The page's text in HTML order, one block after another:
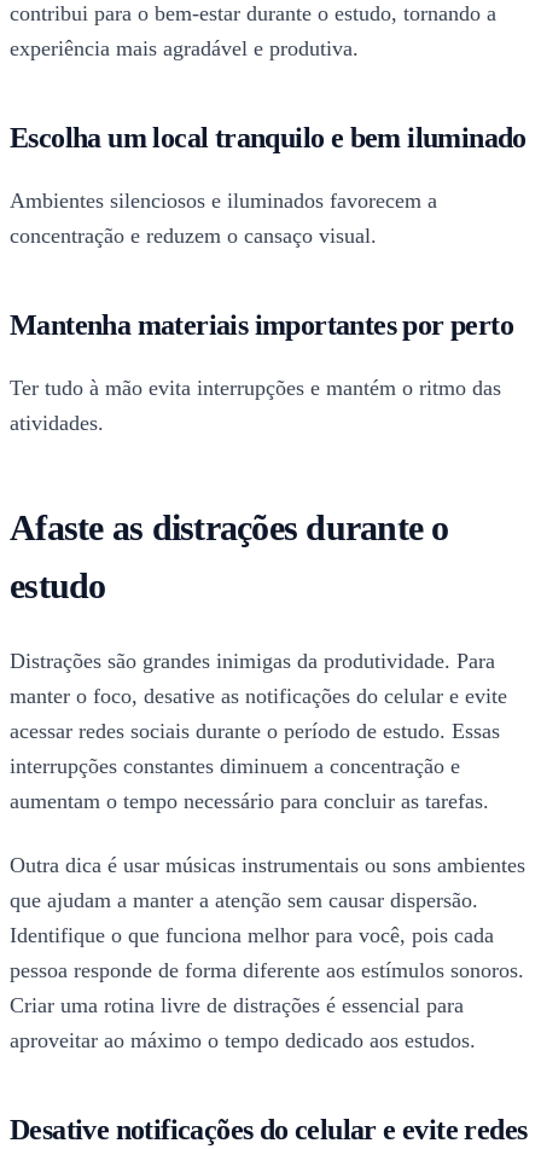
contribui para o bem-estar durante o estudo, tornando a
experiência mais agradável e produtiva.
Escolha um local tranquilo e bem iluminado
Ambientes silenciosos e iluminados favorecem a
concentração e reduzem o cansaço visual.
Mantenha materiais importantes por perto
Ter tudo à mão evita interrupções e mantém o ritmo das
atividades.
Afaste as distrações durante o
estudo
Distrações são grandes inimigas da produtividade. Para
manter o foco, desative as notificações do celular e evite
acessar redes sociais durante o período de estudo. Essas
interrupções constantes diminuem a concentração e
aumentam o tempo necessário para concluir as tarefas.
Outra dica é usar músicas instrumentais ou sons ambientes
que ajudam a manter a atenção sem causar dispersão.
Identifique o que funciona melhor para você, pois cada
pessoa responde de forma diferente aos estímulos sonoros.
Criar uma rotina livre de distrações é essencial para
aproveitar ao máximo o tempo dedicado aos estudos.
Desative notificações do celular e evite redes